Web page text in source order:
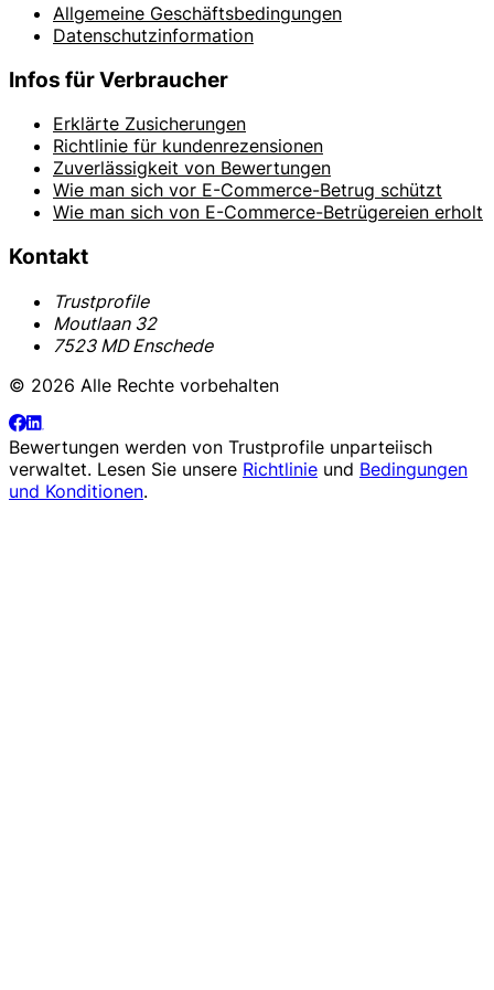
Allgemeine Geschäftsbedingungen
Datenschutzinformation
Infos für Verbraucher
Erklärte Zusicherungen
Richtlinie für kundenrezensionen
Zuverlässigkeit von Bewertungen
Wie man sich vor E-Commerce-Betrug schützt
Wie man sich von E-Commerce-Betrügereien erholt
Kontakt
Trustprofile
Moutlaan 32
7523 MD Enschede
© 2026 Alle Rechte vorbehalten
Bewertungen werden von Trustprofile unparteiisch
verwaltet. Lesen Sie unsere Richtlinie und Bedingungen
und Konditionen.